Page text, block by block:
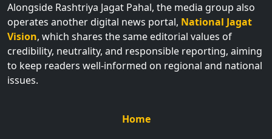
Alongside Rashtriya Jagat Pahal, the media group also
operates another digital news portal, National Jagat
Vision, which shares the same editorial values of
credibility, neutrality, and responsible reporting, aiming
to keep readers well-informed on regional and national
issues.
Home